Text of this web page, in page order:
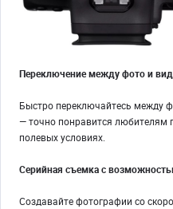
Переключение между фото и
Быстро переключайтесь между
— точно понравится любителям
полевых условиях.
Серийная съемка с
Создавайте фотографии со